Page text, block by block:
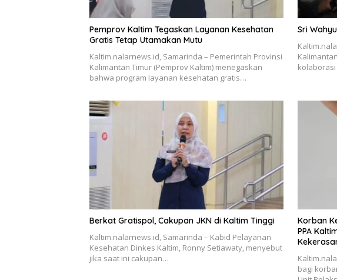
Pemprov Kaltim Tegaskan Layanan Kesehatan
Gratis Tetap Utamakan Mutu
Kaltim.nalarnews.id, Samarinda – Pemerintah Provinsi
Kalimantan Timur (Pemprov Kaltim) menegaskan
bahwa program layanan kesehatan gratis…
Sri
Berkat Gratispol, Cakupan JKN di Kaltim Tinggi
Kaltim.nalarnews.id, Samarinda – Kabid Pelayanan
Kesehatan Dinkes Kaltim, Ronny Setiawaty, menyebut
jika saat ini cakupan…
Korban
PPA
bagi